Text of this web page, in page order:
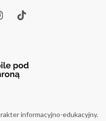
informacyjno-edukacyjny.